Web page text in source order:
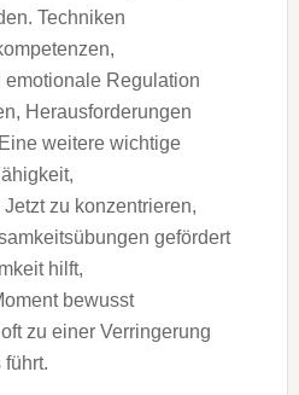
Techniken
Regulation
Herausforderungen
w‬eitere wichtige
z‬u konzentrieren,
gefördert
hilft,
bewusst
z‬u e‬iner Verringerung